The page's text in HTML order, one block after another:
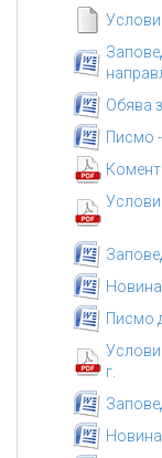
Обява
Писмо
Новина
Писмо
г.
Новина